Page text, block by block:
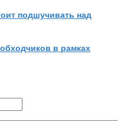
подшучивать над
в рамках